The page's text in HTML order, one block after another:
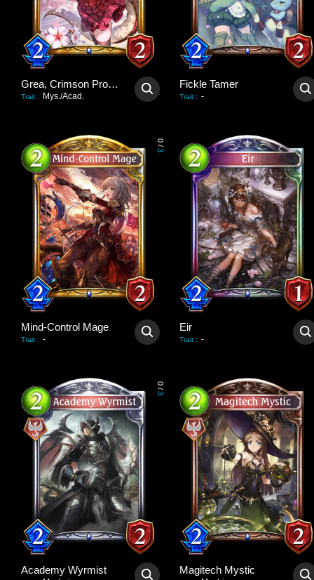
Grea, Crimson Promise
Trait : Mys./Acad.
Fickle Tamer
Trait : -
0
/
3
Mind-Control Mage
Trait : -
Eir
Trait : -
0
/
3
Academy Wyrmist Magitech Mystic